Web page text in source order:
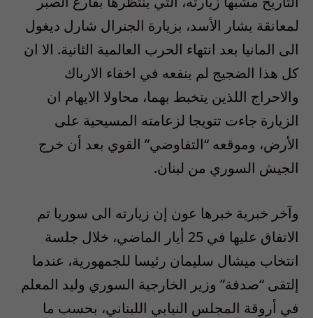
لمعانقة بشار الأسد، بزيارة الجنرال شارل ديغول
الى المانيا بعد انتهاء الحرب العالمية الثانية. الا ان
كل هذا الضجيج لم ينفعه في اخفاء الارباك
والاحراج اللذين يتخبط بهما، محاولا الايهام ان
الزيارة جاءت تتويجا لزعامته المسيحية على
الأرض، وموقعه “التفاوضي” القوي بعد أن خرج
الجيش السوري من لبنان.
وآخر خبرية خبرها عون إن زيارته الى سوريا تم
الاتفاق عليها في 25 أيار الماضي، خلال جلسة
انتخاب ميشال سليمان رئيسا للجمهورية، عندما
إلتقى “صدفة” وزير الخارجية السوري وليد المعلم
في أروقة المجلس النيابي اللبناني، بحسب ما